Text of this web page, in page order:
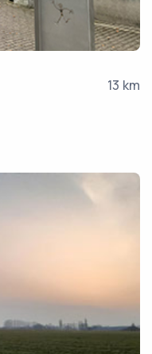
13 km